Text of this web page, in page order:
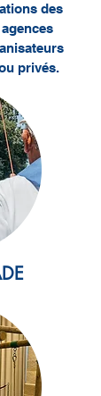
des
privés.